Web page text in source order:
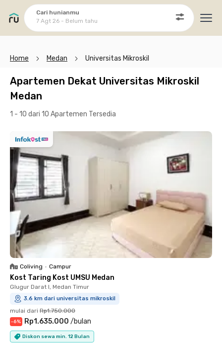
Cari hunianmu
7 Agt 26 - Belum tahu
Home Medan Universitas Mikroskil
Apartemen Dekat Universitas Mikroskil
Medan
1 - 10 dari 10 Apartemen Tersedia
Coliving • Campur
Kost Taring Kost UMSU Medan
Glugur Darat I, Medan Timur
3.6 km dari universitas mikroskil
mulai dari Rp1.750.000
-6% Rp1.635.000 /bulan
Diskon sewa min. 12 Bulan